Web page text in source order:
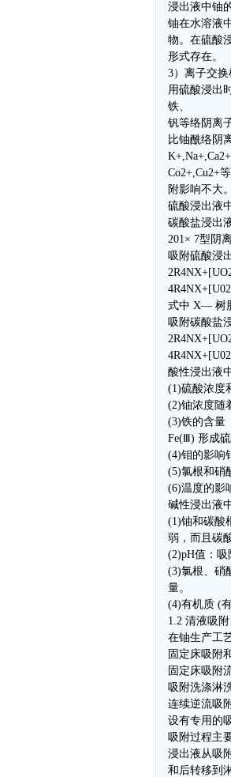
浸出液中铀
铀在水溶液
物。在硫酸
形式存在。
3）离子交
用硫酸浸出
铁、
钒等络阴离
比铀酰络阴
Co2+,Cu2+
附影响不大。
硫酸浸出液
碳酸盐浸出
201× 7型阴
吸附硫酸浸
式中 X— 树
吸附碳酸盐
酸性浸出液
(1)硫酸浓度
(2)铀浓度随
(3)铁的含量
Fe(Ⅲ) 形成
(4)钼的影响
(5)氯根和硝
(6)温度的影
碱性浸出液
(1)铀和碳酸
弱，而且碳
(2)pH值：吸
(3)氯根、硝
量。
(4)有机质 (
1.2 清液吸附
在铀生产工
固定床吸附
固定床吸附
吸附洗涤淋
连续逆流吸
设有专用的
吸附过程主
浸出液从吸
和后转移到